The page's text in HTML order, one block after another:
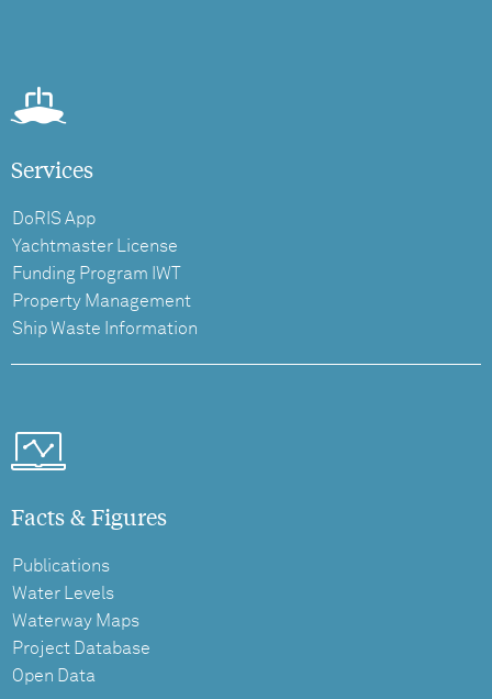
Services
DoRIS App
Yachtmaster License
Funding Program IWT
Property Management
Ship Waste Information
Facts & Figures
Publications
Water Levels
Waterway Maps
Project Database
Open Data